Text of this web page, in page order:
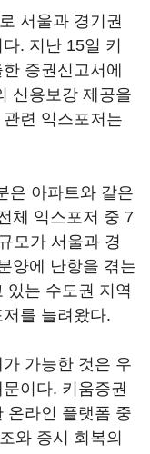
서울과 경기권
. 지난 15일 키
증권신고서에
신용보강 제공을
련 익스포저는
은 아파트와 같은
체 익스포저 중 7
모가 서울과 경
양에 난항을 겪는
있는 수도권 지역
를 늘려왔다.
가능한 것은 우
이다. 키움증권
온라인 플랫폼 중
와 증시 회복의